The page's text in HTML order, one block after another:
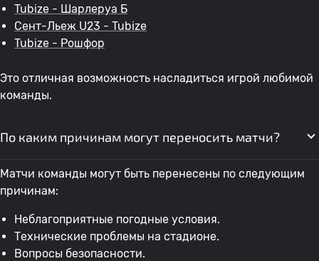
Tubize - Шарлеруа Б
Сент-Льеж U23 - Tubize
Tubize - Рошфор
Это отличная возможность насладиться игрой любимой
команды.
По каким причинам могут переносить матчи?
Матчи команды могут быть перенесены по следующим
причинам:
Неблагоприятные погодные условия.
Технические проблемы на стадионе.
Вопросы безопасности.